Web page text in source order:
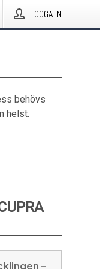
LOGGA IN
behövs
helst.
–